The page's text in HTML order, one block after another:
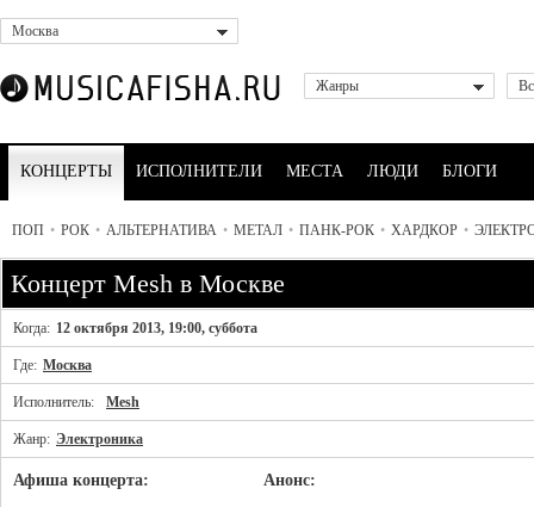
Москва
Жанры
КОНЦЕРТЫ ИСПОЛНИТЕЛИ МЕСТА ЛЮДИ БЛОГИ
ПОП • РОК • АЛЬТЕРНАТИВА • МЕТАЛ • ПАНК-РОК • ХАРДКОР •
Концерт Mesh в Москве
Когда: 12 октября 2013, 19:00, суббота
Где: Москва
Исполнитель: Mesh
Жанр: Электроника
Афиша концерта: Анонс: